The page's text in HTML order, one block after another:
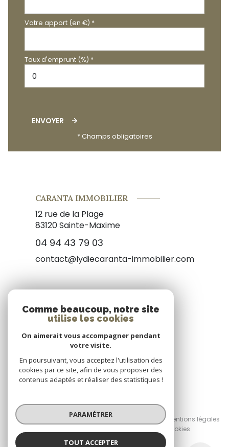
Votre apport (en €) *
Taux d'emprunt (%) *
ENVOYER
* Champs obligatoires
CARANTA IMMOBILIER
12 rue de la Plage
83120Sainte-Maxime
04 94 43 79 03
contact@lydiecaranta-immobilier.com
Nous suivre
© 2026 | Tous droits réservés
Nos honoraires
Nos partenaires
Mentions légales
Cookies
Comme beaucoup, notre site
utilise les cookies
On aimerait vous accompagner pendant
votre visite.
En poursuivant, vous acceptez l'utilisation des
cookies par ce site, afin de vous proposer des
contenus adaptés et réaliser des statistiques !
PARAMÉTRER
TOUT ACCEPTER